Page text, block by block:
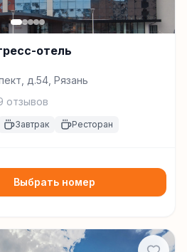
отель
д.54, Рязань
отзывов
Завтрак Ресторан
Выбрать номер